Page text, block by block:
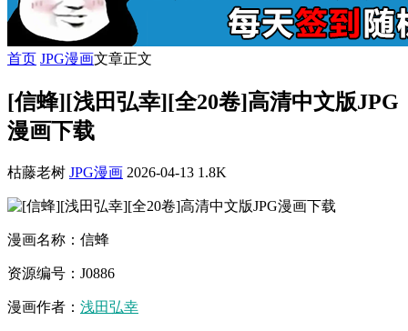
首页 JPG漫画文章正文
[信蜂][浅田弘幸][全20卷]高清中文版JPG
漫画下载
枯藤老树 JPG漫画 2026-04-13 1.8K
漫画名称：信蜂
资源编号：J0886
漫画作者： 浅田弘幸